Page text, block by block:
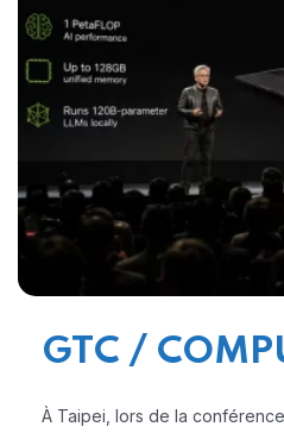
GTC /
À Taipei, lors de la